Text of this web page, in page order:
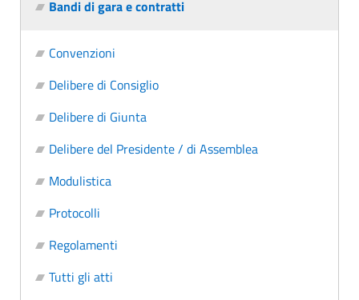
Bandi di gara e contratti
Convenzioni
Delibere di Consiglio
Delibere di Giunta
Delibere del Presidente / di Assemblea
Modulistica
Protocolli
Regolamenti
Tutti gli atti